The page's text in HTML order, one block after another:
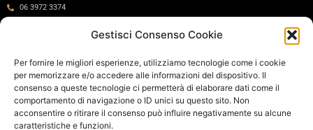
Gestisci Consenso Cookie
Per fornire le migliori esperienze, utilizziamo tecnologie come i cookie
per memorizzare e/o accedere alle informazioni del dispositivo. Il
consenso a queste tecnologie ci permetterà di elaborare dati come il
comportamento di navigazione o ID unici su questo sito. Non
acconsentire o ritirare il consenso può influire negativamente su alcune
caratteristiche e funzioni.
06 3972 3374
Via Ottaviano 24 - 00192 Roma
06 575 8821